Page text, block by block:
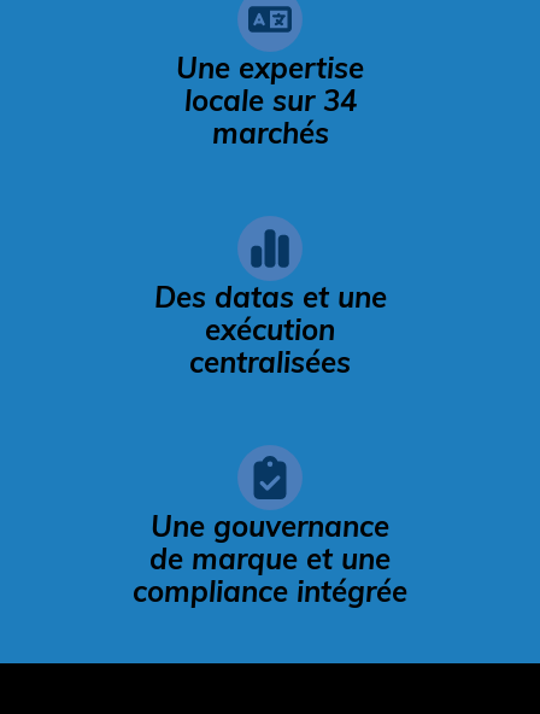
Une expertise
locale sur 34
marchés
Des datas et une
exécution
centralisées
Une gouvernance
de marque et une
compliance intégrée